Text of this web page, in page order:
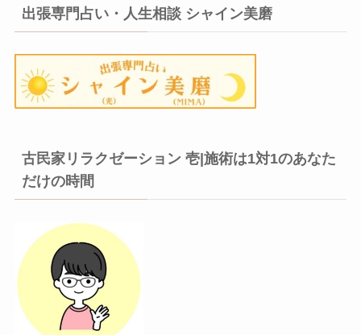
出張専門占い・人生相談 シャイン美磨
古民家リラクゼーション 壱|施術は1対1のあなた
だけの時間